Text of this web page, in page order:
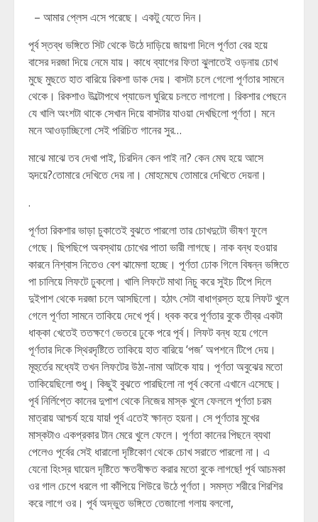
– আমার প্লেস এসে পরেছে। একটু যেতে দিন।
পূর্ব স্তব্ধ ভঙ্গিতে সিট থেকে উঠে দাড়িয়ে জায়গা দিলে পূর্ণতা বের হয়ে
বাসের দরজা দিয়ে নেমে যায়। কাধে ব্যাগের ফিতা ঝুলাতেই ওড়নায় চোখ
মুছে মুছতে হাত বারিয়ে রিকশা ডাক দেয়। বাসটা চলে গেলো পূর্ণতার সামনে
থেকে। রিকশাও উল্টোপথে প্যাডেল ঘুরিয়ে চলতে লাগলো। রিকশার পেছনে
যে খালি অংশটা থাকে সেখান দিয়ে বাসটার যাওয়া দেখছিলো পূর্ণতা। মনে
মনে আওড়াচ্ছিলো সেই পরিচিত গানের সুর…
মাঝে মাঝে তব দেখা পাই, চিরদিন কেন পাই না? কেন মেঘ হয়ে আসে
হৃদয়ে?তোমারে দেখিতে দেয় না। মোহমেঘে তোমারে দেখিতে দেয়না।
.
পূর্ণতা রিকশার ভাড়া চুকাতেই বুঝতে পারলো তার চোখদুটো ভীষণ ফুলে
গেছে। ছিপছিপে অবস্থায় চোখের পাতা ভারী লাগছে। নাক বন্ধ হওয়ার
কারনে নিশ্বাস নিতেও বেশ ঝামেলা হচ্ছে। পূর্ণতা ঢোক গিলে বিষন্ন ভঙ্গিতে
পা চালিয়ে লিফটে ঢুকলো। খালি লিফটে মাথা নিচু করে সুইচ টিপে দিলে
দুইপাশ থেকে দরজা চলে আসছিলো। হঠাৎ সেটা বাধাগ্রস্ত হয়ে লিফট খুলে
গেলে পূর্ণতা সামনে তাকিয়ে দেখে পূর্ব। ধ্বক করে পূর্ণতার বুকে তীব্র একটা
ধাক্কা খেতেই ততক্ষণে ভেতরে ঢুকে পরে পূর্ব। লিফট বন্ধ হয়ে গেলে
পূর্ণতার দিকে স্থিরদৃষ্টিতে তাকিয়ে হাত বারিয়ে ‘পজ’ অপশনে টিপে দেয়।
মূহুর্তের মধ্যেই তখন লিফটের উঠা-নামা আটকে যায়। পূর্ণতা অবুঝের মতো
তাকিয়েছিলো শুধু। কিছুই বুঝতে পারছিলো না পূর্ব কেনো এখানে এসেছে।
পূর্ব নির্লিপ্তে কানের দুপাশ থেকে নিজের মাস্ক খুলে ফেললে পূর্ণতা চরম
মাত্রায় আশ্চর্য হয়ে যায়! পূর্ব এতেই ক্ষান্ত হয়না। সে পূর্ণতার মুখের
মাস্কটাও একপ্রকার টান মেরে খুলে ফেলে। পূর্ণতা কানের পিছনে ব্যথা
পেলেও পূর্বের সেই ধারালো দৃষ্টিকোণ থেকে চোখ সরাতে পারলো না। এ
যেনো হিংস্র ঘায়েল দৃষ্টিতে ক্ষতবীক্ষত করার মতো বুকে লাগছে! পূর্ব আচমকা
ওর গাল চেপে ধরলে গা কাঁপিয়ে শিউরে উঠে পূর্ণতা। সমস্ত শরীরে শিরশির
করে লাগে ওর। পূর্ব অদ্ভুত ভঙ্গিতে তেজালো গলায় বললো,